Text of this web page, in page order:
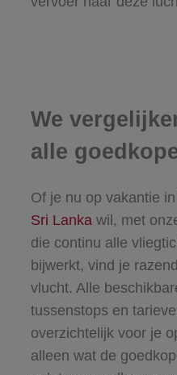
We
alle
Of je nu op vakantie in
Sri Lanka wil, met
die continu alle
bijwerkt, vind je
vlucht. Alle
tussenstops en
overzichtelijk voor je
alleen wat de